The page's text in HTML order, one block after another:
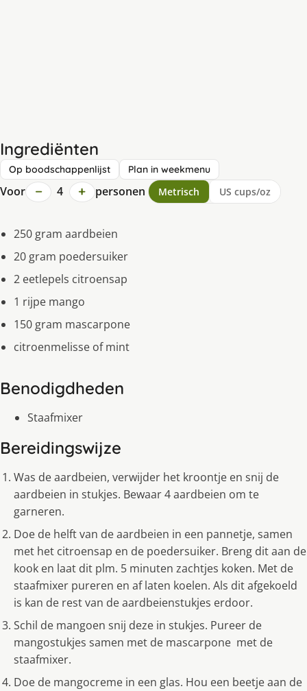
Ingrediënten
Op boodschappenlijst Plan in weekmenu
Voor − 4 + personen Metrisch US cups/oz
250 gram aardbeien
20 gram poedersuiker
2 eetlepels citroensap
1 rijpe mango
150 gram mascarpone
citroenmelisse of mint
Benodigdheden
Staafmixer
Bereidingswijze
Was de aardbeien, verwijder het kroontje en snij de
aardbeien in stukjes. Bewaar 4 aardbeien om te
garneren.
Doe de helft van de aardbeien in een pannetje, samen
met het citroensap en de poedersuiker. Breng dit aan de
kook en laat dit plm. 5 minuten zachtjes koken. Met de
staafmixer pureren en af laten koelen. Als dit afgekoeld
is kan de rest van de aardbeienstukjes erdoor.
Schil de mangoen snij deze in stukjes. Pureer de
mangostukjes samen met de mascarpone met de
staafmixer.
Doe de mangocreme in een glas. Hou een beetje aan de